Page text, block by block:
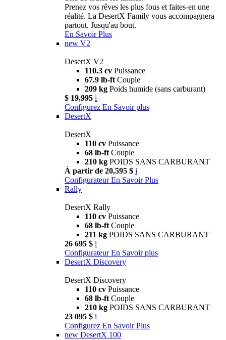
Prenez vos rêves les plus fous et faites-en une
réalité. La DesertX Family vous accompagnera
partout. Jusqu'au bout.
En Savoir Plus
new V2
DesertX V2
110.3 cv Puissance
67.9 lb-ft Couple
209 kg Poids humide (sans carburant)
$ 19,995 i
Configurez En Savoir plus
DesertX
DesertX
110 cv Puissance
68 lb-ft Couple
210 kg POIDS SANS CARBURANT
À partir de 20,595 $ i
Configurateur En Savoir Plus
Rally
DesertX Rally
110 cv Puissance
68 lb-ft Couple
211 kg POIDS SANS CARBURANT
26 695 $ i
Configurateur En Savoir plus
DesertX Discovery
DesertX Discovery
110 cv Puissance
68 lb-ft Couple
210 kg POIDS SANS CARBURANT
23 095 $ i
Configurez En Savoir Plus
new DesertX 100